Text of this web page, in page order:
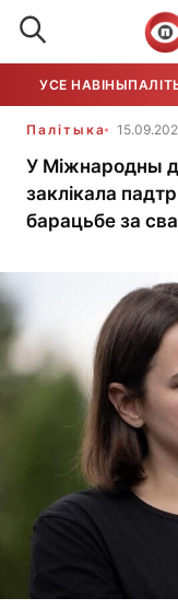
УСЕ НАВІНЫ
Палітыка
У Міжнародны
заклікала
барацьбе за